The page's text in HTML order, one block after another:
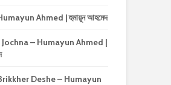
Ahmed | হুমায়ূন আহমেদ
– Humayun Ahmed |
Deshe – Humayun